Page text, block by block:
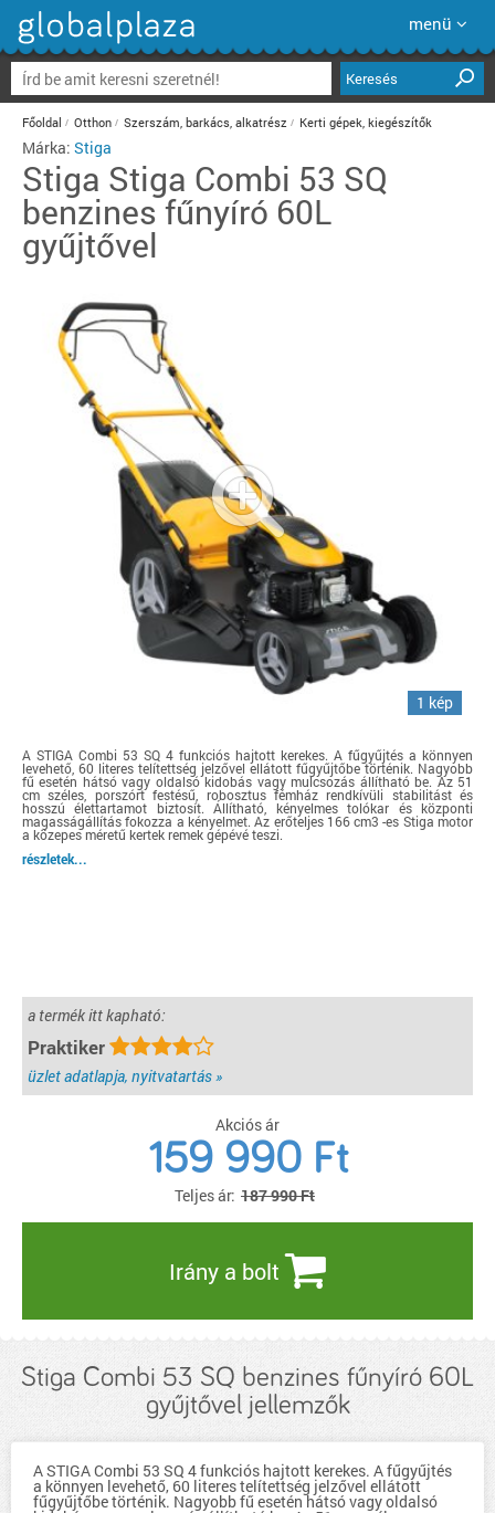
menü
Keresés
Főoldal Otthon Szerszám, barkács, alkatrész Kerti gépek, kiegészítők
Márka: Stiga
Stiga Stiga Combi 53 SQ
benzines fűnyíró 60L
gyűjtővel
1 kép
A STIGA Combi 53 SQ 4 funkciós hajtott kerekes. A fűgyűjtés a könnyen
levehető, 60 literes telítettség jelzővel ellátott fűgyűjtőbe történik. Nagyobb
fű esetén hátsó vagy oldalsó kidobás vagy mulcsozás állítható be. Az 51
cm széles, porszórt festésű, robosztus fémház rendkívüli stabilitást és
hosszú élettartamot biztosít. Állítható, kényelmes tolókar és központi
magasságállítás fokozza a kényelmet. Az erőteljes 166 cm3 -es Stiga motor
a közepes méretű kertek remek gépévé teszi.
részletek...
a termék itt kapható:
Praktiker
üzlet adatlapja, nyitvatartás »
Akciós ár
159 990 Ft
Teljes ár: 187 990 Ft
Irány a bolt
Stiga Combi 53 SQ benzines fűnyíró 60L
gyűjtővel jellemzők
A STIGA Combi 53 SQ 4 funkciós hajtott kerekes. A fűgyűjtés
a könnyen levehető, 60 literes telítettség jelzővel ellátott
fűgyűjtőbe történik. Nagyobb fű esetén hátsó vagy oldalsó